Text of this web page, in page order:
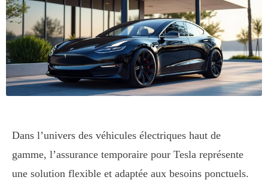
Dans l’univers des véhicules électriques haut de
gamme, l’assurance temporaire pour Tesla représente
une solution flexible et adaptée aux besoins ponctuels.